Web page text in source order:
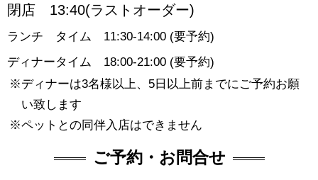
閉店 13:40(ラストオーダー)
ランチ タイム 11:30-14:00 (要予約)
ディナータイム 18:00-21:00 (要予約)
ディナーは3名様以上、5日以上前までにご予約お願
い致します
ペットとの同伴入店はできません
ご予約・お問合せ